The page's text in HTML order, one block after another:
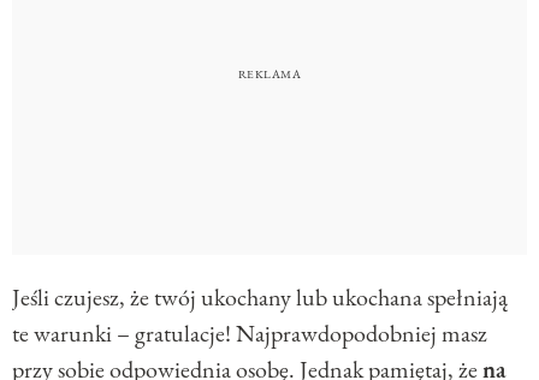
Jeśli czujesz, że twój ukochany lub ukochana spełniają
te warunki – gratulacje! Najprawdopodobniej masz
przy sobie odpowiednia osobę. Jednak pamiętaj, żena